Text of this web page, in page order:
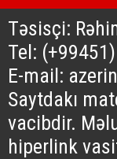
Təsisçi:
Tel:
E-mail:
Saytdakı
vacibdir.
hiperlink